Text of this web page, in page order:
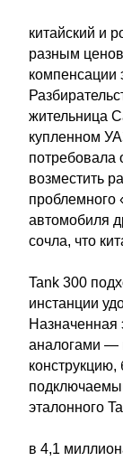
китайский и
разным
компенсации
жительница
купленном
потребовала
возместить
проблемного
автомобиля
сочла, что
Tank 300
инстанции
Назначенная
аналогами —
эталонного
в 4,1